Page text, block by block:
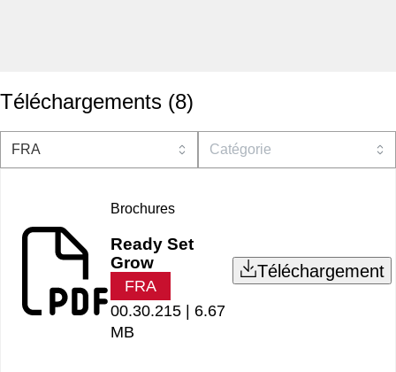
Téléchargements (8)
Brochures
Ready Set
Grow
FRA
00.30.215 | 6.67
MB
Téléchargement